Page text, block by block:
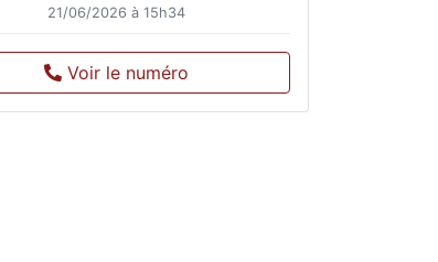
21/06/2026 à 15h34
Voir le numéro